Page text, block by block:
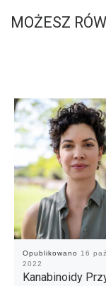
MOŻESZ
Opublikowano
16
2022
Kanabinoidy